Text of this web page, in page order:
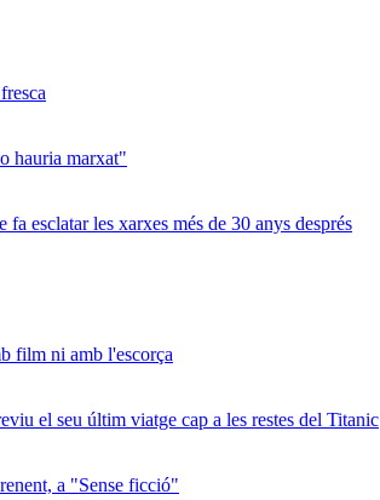
hauria marxat"
esclatar les xarxes més de 30 anys després
film ni amb l'escorça
el seu últim viatge cap a les restes del Titanic
a "Sense ficció"